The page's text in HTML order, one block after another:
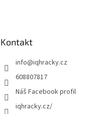
Kontakt
info@iqhracky.cz
608807817
Náš Facebook profil
iqhracky.cz/